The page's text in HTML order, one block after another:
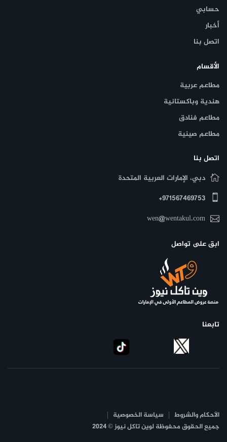
حسابي
أخبار
اتصل بنا
الأقسام
مطاعم عربية
هندية وباكستانية
مطاعم فنادق
مطاعم صينية
اتصل بنا
دبي، الإمارات العربية المتحدة
971567469753+
wen@wentakul.com
ابق على تواصل
تابعنا
الأحكام والشروط
سياسة الخصوصية
جميع الحقوق محفوظة لوين تاكل نيوز © 2024